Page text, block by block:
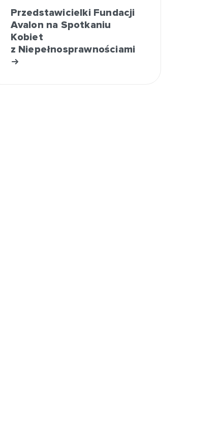
Przedstawicielki Fundacji
Avalon na Spotkaniu
Kobiet
z Niepełnosprawnościami